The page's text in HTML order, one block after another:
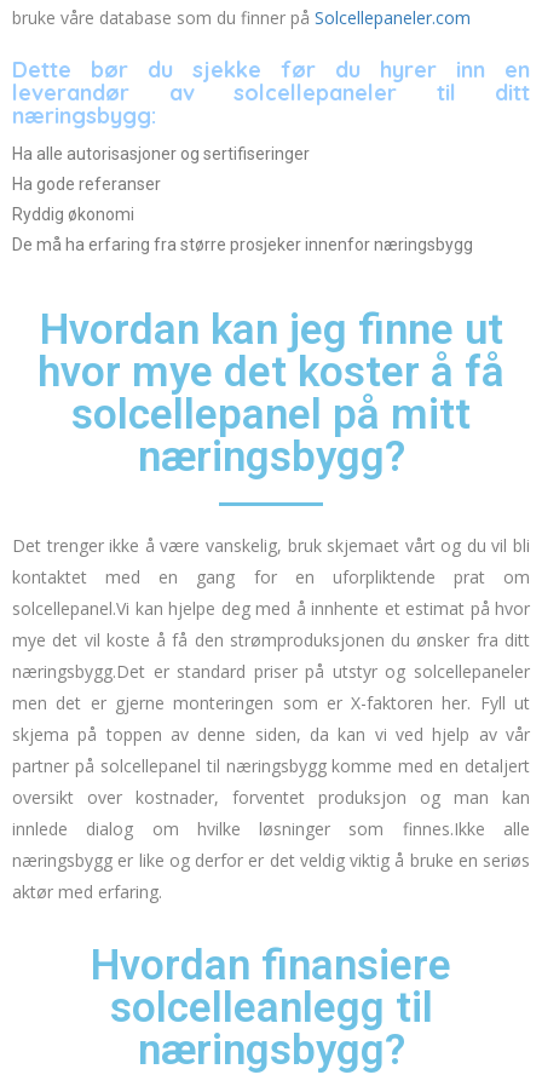
bruke våre database som du finner på Solcellepaneler.com
Dette bør du sjekke før du hyrer inn en
leverandør av solcellepaneler til ditt
næringsbygg:
Ha alle autorisasjoner og sertifiseringer
Ha gode referanser
Ryddig økonomi
De må ha erfaring fra større prosjeker innenfor næringsbygg
Hvordan kan jeg finne ut
hvor mye det koster å få
solcellepanel på mitt
næringsbygg?
Det trenger ikke å være vanskelig, bruk skjemaet vårt og du vil bli
kontaktet med en gang for en uforpliktende prat om
solcellepanel.Vi kan hjelpe deg med å innhente et estimat på hvor
mye det vil koste å få den strømproduksjonen du ønsker fra ditt
næringsbygg.Det er standard priser på utstyr og solcellepaneler
men det er gjerne monteringen som er X-faktoren her. Fyll ut
skjema på toppen av denne siden, da kan vi ved hjelp av vår
partner på solcellepanel til næringsbygg komme med en detaljert
oversikt over kostnader, forventet produksjon og man kan
innlede dialog om hvilke løsninger som finnes.Ikke alle
næringsbygg er like og derfor er det veldig viktig å bruke en seriøs
aktør med erfaring.
Hvordan finansiere
solcelleanlegg til
næringsbygg?